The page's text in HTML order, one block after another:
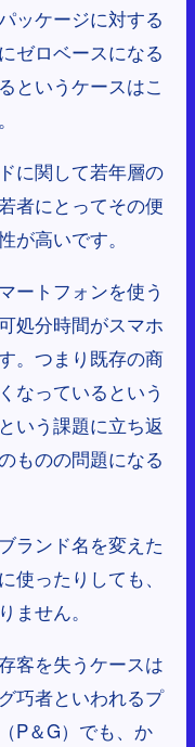
ッケージに対する
ゼロベースになる
というケースはこ
に関して若年層の
者にとってその便
が高いです。
ートフォンを使う
処分時間がスマホ
。つまり既存の商
なっているという
いう課題に立ち返
ものの問題になる
ランド名を変えた
使ったりしても、
ません。
客を失うケースは
巧者といわれるプ
P＆G）でも、か